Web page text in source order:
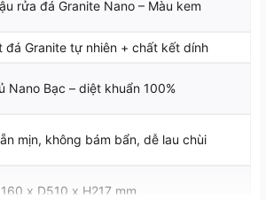
giúp bề mặt chậu kháng khuẩn,
rửa đá Granite Nano – Màu kem
đá Granite tự nhiên + chất kết dính
Nano Bạc – diệt khuẩn 100%
mịn, không bám bẩn, dễ lau chùi
x D510 x H217 mm